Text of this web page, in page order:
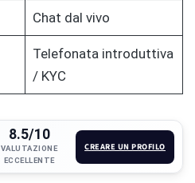
Chat dal vivo
Telefonata introduttiva
/ KYC
8.5/10
VALUTAZIONE
ECCELLENTE
CREARE UN PROFILO